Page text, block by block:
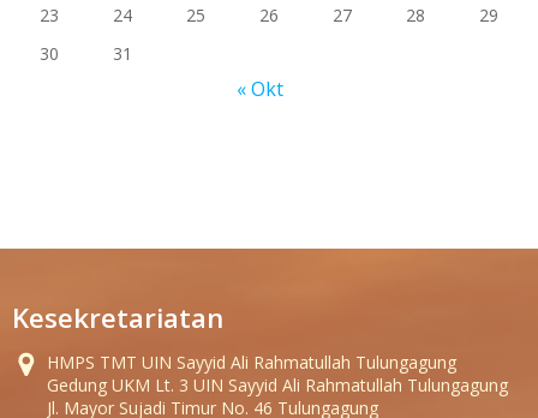
23
24 25 26 27 28
29
30
31
« Okt
Kesekretariatan
HMPS TMT UIN Sayyid Ali Rahmatullah Tulungagung
Gedung UKM Lt. 3 UIN Sayyid Ali Rahmatullah Tulungagung
Jl. Mayor Sujadi Timur No. 46 Tulungagung